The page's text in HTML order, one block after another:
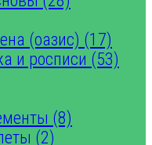
(оазис) (17)
и росписи (53)
(8)
(2)